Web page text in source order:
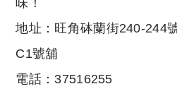
地址：旺角砵蘭街240-244
C1號舖
電話：37516255